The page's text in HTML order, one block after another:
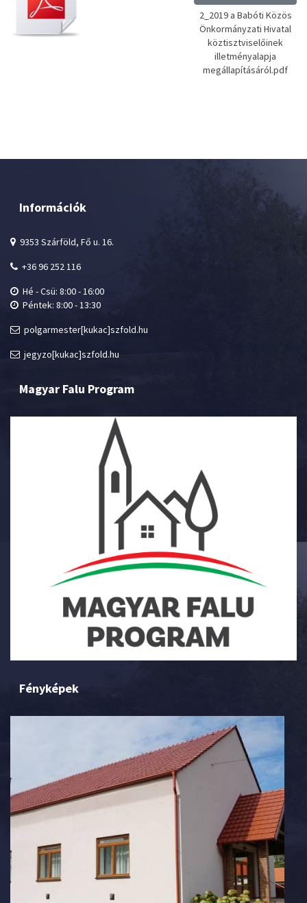
2_2019 a Babóti Közös
Önkormányzati Hivatal
köztisztviselőinek
illetményalapja
megállapításáról.pdf
Információk
9353 Szárföld, Fő u. 16.
+36 96 252 116
Hé - Csü: 8:00 - 16:00
Péntek: 8:00 - 13:30
polgarmester[kukac]szfold.hu
jegyzo[kukac]szfold.hu
Magyar Falu Program
Fényképek